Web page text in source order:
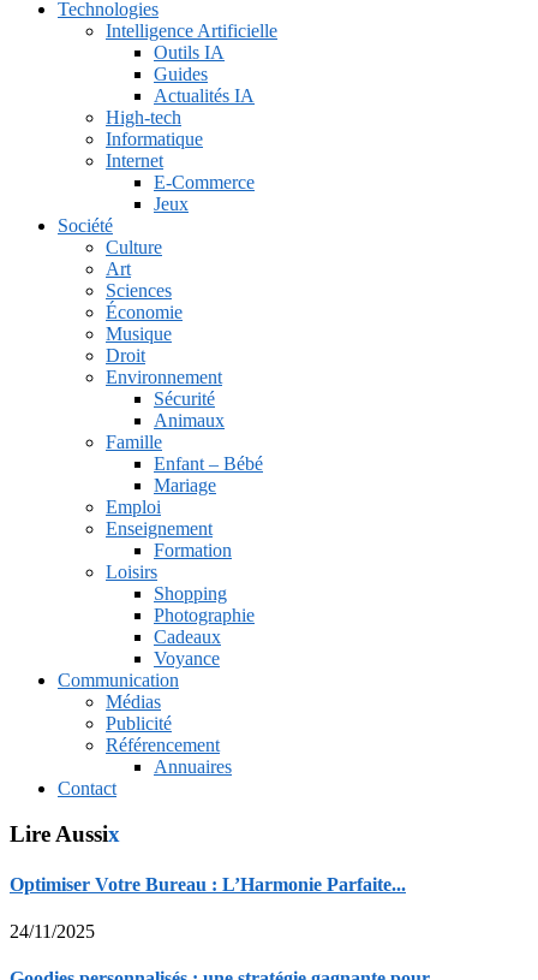
Technologies
Intelligence Artificielle
Outils IA
Guides
Actualités IA
High-tech
Informatique
Internet
E-Commerce
Jeux
Société
Culture
Art
Sciences
Économie
Musique
Droit
Environnement
Sécurité
Animaux
Famille
Enfant – Bébé
Mariage
Emploi
Enseignement
Formation
Loisirs
Shopping
Photographie
Cadeaux
Voyance
Communication
Médias
Publicité
Référencement
Annuaires
Contact
Lire Aussix
Optimiser Votre Bureau : L’Harmonie Parfaite...
24/11/2025